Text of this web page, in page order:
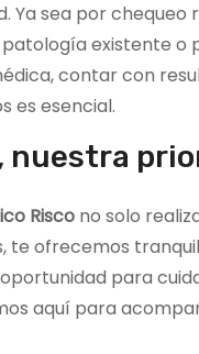
Ya sea por chequeo
existente o
contar con
es esencial.
nuestra
Riscono solo
te ofrecemos
para
aquí para